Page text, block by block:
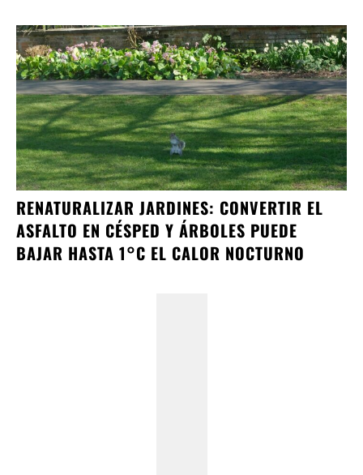
RENATURALIZAR JARDINES: CONVERTIR EL
ASFALTO EN CÉSPED Y ÁRBOLES PUEDE
BAJAR HASTA 1°C EL CALOR NOCTURNO